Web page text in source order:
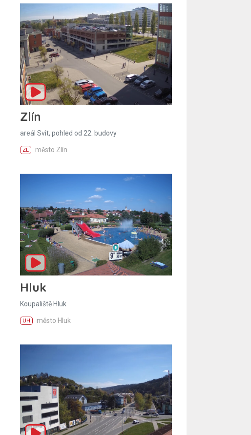
Zlín
areál Svit, pohled od 22. budovy
ZL město Zlín
Hluk
Koupaliště Hluk
UH město Hluk